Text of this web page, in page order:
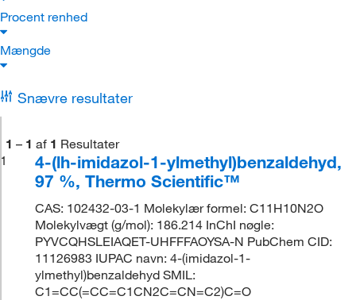
Procent renhed
Mængde
Snævre resultater
1 – 1 af 1 Resultater
1
4-(lh-imidazol-1-ylmethyl)benzaldehyd,
97 %, Thermo Scientific™
CAS: 102432-03-1 Molekylær formel: C11H10N2O
Molekylvægt (g/mol): 186.214 InChI nøgle:
PYVCQHSLEIAQET-UHFFFAOYSA-N PubChem CID:
11126983 IUPAC navn: 4-(imidazol-1-
ylmethyl)benzaldehyd SMIL:
C1=CC(=CC=C1CN2C=CN=C2)C=O